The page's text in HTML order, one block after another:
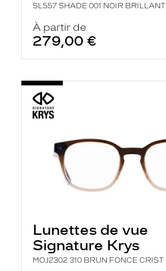
SL557 SHADE 001 NOIR BRILLANT
À partir de
279,00 €
Lunettes de vue
Signature Krys
MOJ2302 310 BRUN FONCE CRIST